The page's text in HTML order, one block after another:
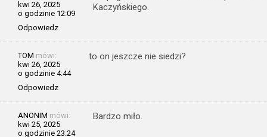
kwi 26, 2025
o godzinie 12:09
Odpowiedz
Kaczyńskiego.
TOM mówi:
kwi 26, 2025
o godzinie 4:44
Odpowiedz
to on jeszcze nie siedzi?
ANONIM mówi:
kwi 25, 2025
o godzinie 23:24
Bardzo miło.